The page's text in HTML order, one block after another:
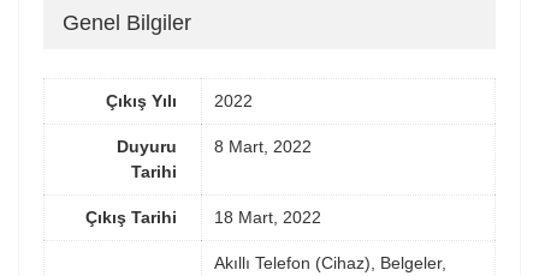
Genel Bilgiler
Çıkış Yılı 2022
Duyuru
Tarihi
8 Mart, 2022
Çıkış Tarihi 18 Mart, 2022
Akıllı Telefon (Cihaz), Belgeler,